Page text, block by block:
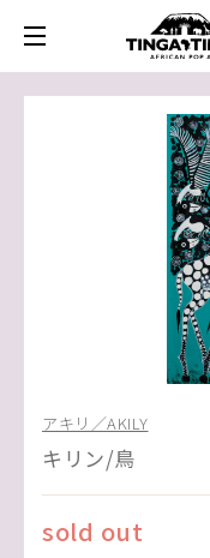
アキリ／AKILY
キリン/鳥
sold out